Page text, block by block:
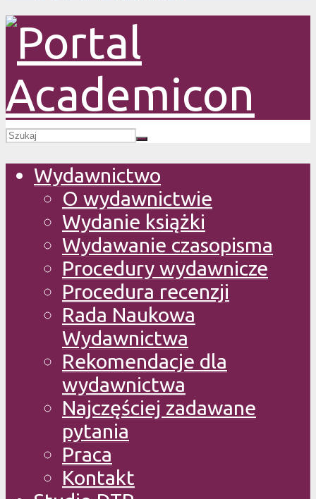
Wydawnictwo
O wydawnictwie
Wydanie książki
Wydawanie czasopisma
Procedury wydawnicze
Procedura recenzji
Rada Naukowa
Wydawnictwa
Rekomendacje dla
wydawnictwa
Najczęściej zadawane
pytania
Praca
Kontakt